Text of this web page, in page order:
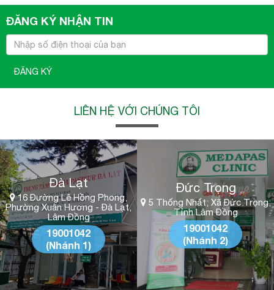
ĐĂNG KÝ NHẬN TIN
ĐĂNG KÝ
LIÊN HỆ VỚI CHÚNG TÔI
Đà Lạt
16 Đường Lê Hồng Phong,
Phường Xuân Hương - Đà Lạt,
Lâm Đồng
19001042
(Nhánh 1)
Đức Trọng
5 Thống Nhất; Xã Đức Trọng;
Tỉnh Lâm Đồng
19001042
(Nhánh 2)